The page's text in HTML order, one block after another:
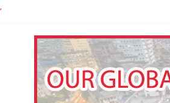
Challenges Our Understanding of Justice